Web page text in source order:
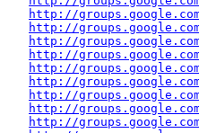
http://
http://groups.google.com/
http://groups.google.com/
http://
http://
http://groups.google.com/
http://groups.google.com/
http://groups.google.com/
http://groups.google.com/